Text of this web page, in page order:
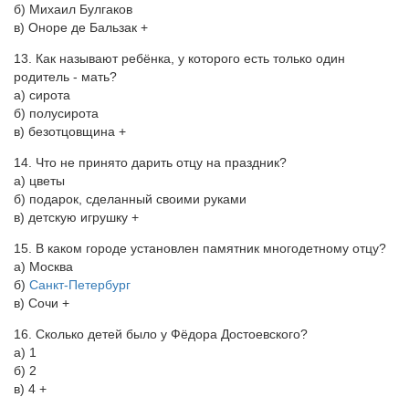
б) Михаил Булгаков
в) Оноре де Бальзак +
13. Как называют ребёнка, у которого есть только один
родитель - мать?
а) сирота
б) полусирота
в) безотцовщина +
14. Что не принято дарить отцу на праздник?
а) цветы
б) подарок, сделанный своими руками
в) детскую игрушку +
15. В каком городе установлен памятник многодетному отцу?
а) Москва
б) Санкт-Петербург
в) Сочи +
16. Сколько детей было у Фёдора Достоевского?
а) 1
б) 2
в) 4 +